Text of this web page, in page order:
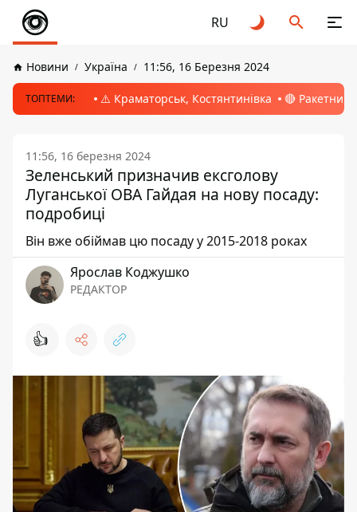
RU
Новини Україна 11:56, 16 Березня 2024
ТОПТЕМИ: ⚠️ Краматорськ, Костянтинівка 🔴 Ракетний
11:56, 16 березня 2024
Зеленський призначив ексголову
Луганської ОВА Гайдая на нову посаду:
подробиці
Він вже обіймав цю посаду у 2015-2018 роках
Ярослав Коджушко
РЕДАКТОР
👍